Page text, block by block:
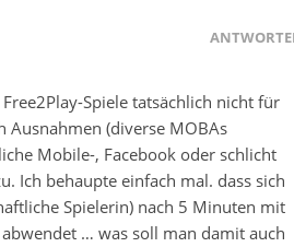
Spiele tatsächlich nicht für
Ausnahmen (diverse MOBAs
Mobile-, Facebook oder schlicht
Ich behaupte einfach mal. dass sich
Spielerin) nach 5 Minuten mit
… was soll man damit auch